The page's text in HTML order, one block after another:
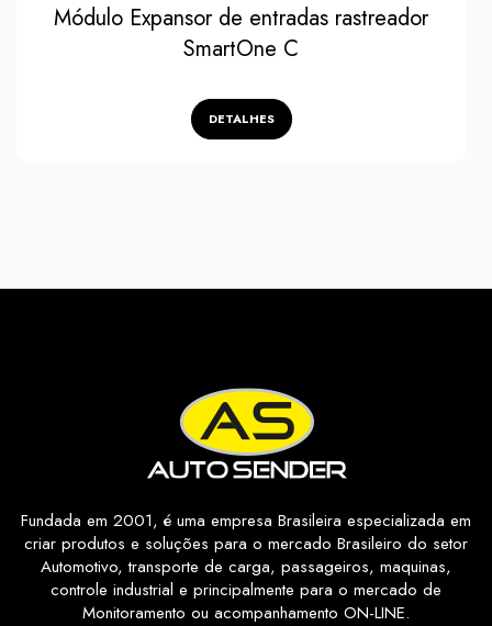
Módulo Expansor de entradas rastreador
SmartOne C
DETALHES
Fundada em 2001, é uma empresa Brasileira especializada em
criar produtos e soluções para o mercado Brasileiro do setor
Automotivo, transporte de carga, passageiros, maquinas,
controle industrial e principalmente para o mercado de
Monitoramento ou acompanhamento ON-LINE.